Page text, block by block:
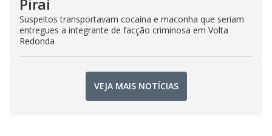
Suspeitos transportavam cocaína e maconha que seriam
entregues a integrante de facção criminosa em Volta
Redonda
VEJA MAIS NOTÍCIAS